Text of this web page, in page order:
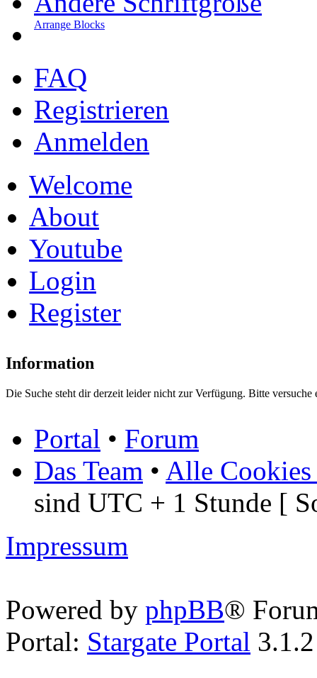
Arrange Blocks
FAQ
Registrieren
Anmelden
Welcome
About
Youtube
Login
Register
Information
Die Suche steht dir derzeit leider nicht zur Verfügung. Bitte versuche
Portal • Forum
Das Team • Alle Cookies
sind UTC + 1 Stunde [
Impressum
Powered by phpBB®
Portal: Stargate Portal